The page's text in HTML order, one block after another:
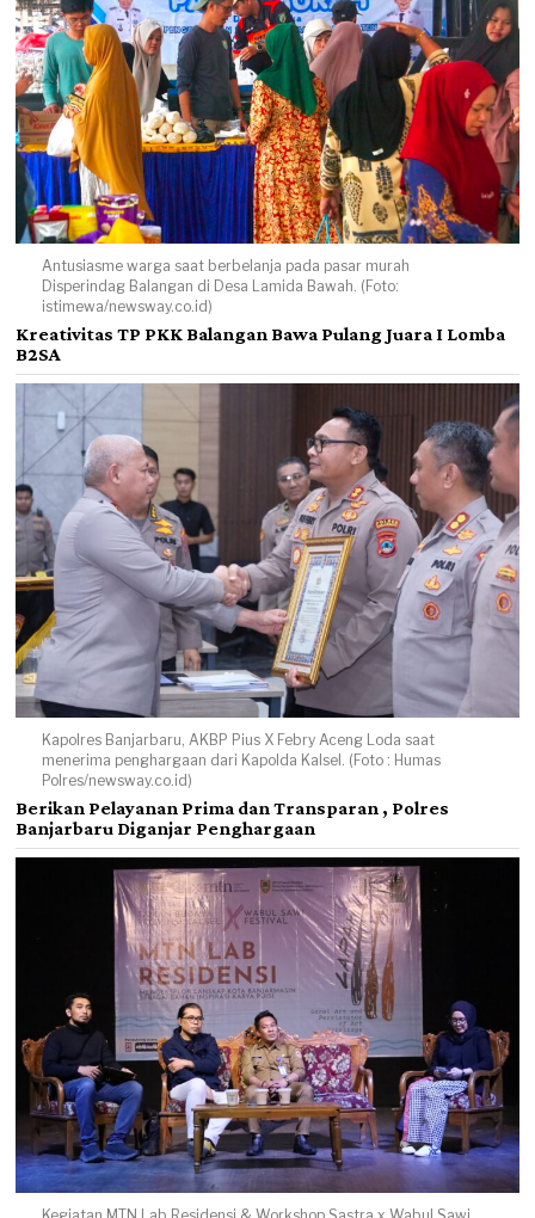
Antusiasme warga saat berbelanja pada pasar murah
Disperindag Balangan di Desa Lamida Bawah. (Foto:
istimewa/newsway.co.id)
Kreativitas TP PKK Balangan Bawa Pulang Juara I Lomba
B2SA
Kapolres Banjarbaru, AKBP Pius X Febry Aceng Loda saat
menerima penghargaan dari Kapolda Kalsel. (Foto : Humas
Polres/newsway.co.id)
Berikan Pelayanan Prima dan Transparan , Polres
Banjarbaru Diganjar Penghargaan